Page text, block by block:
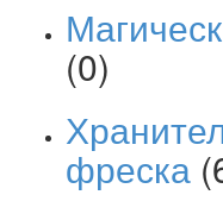
(0)
фреска